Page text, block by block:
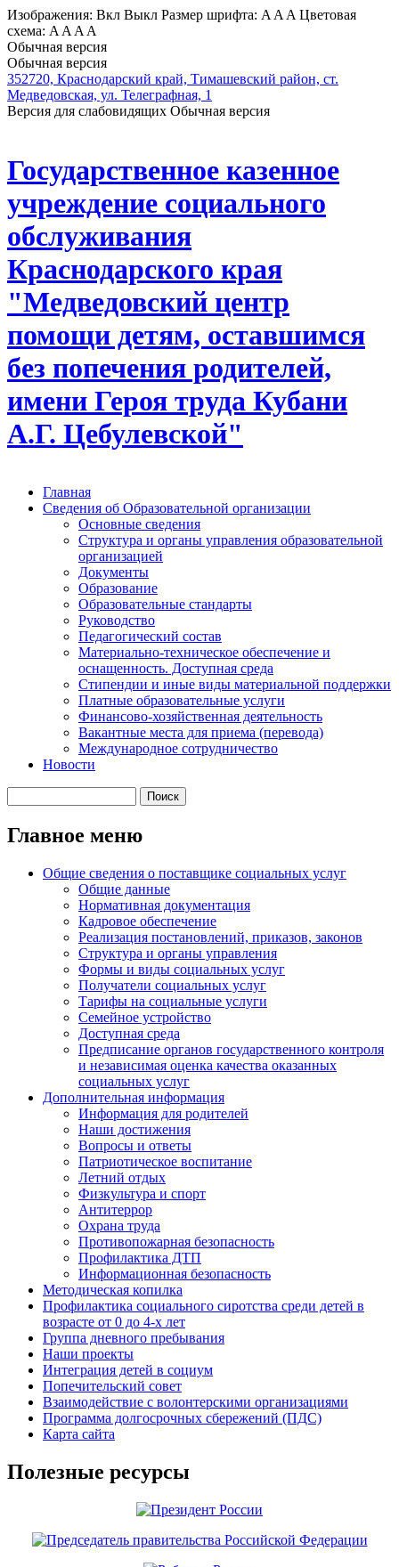
Изображения: Вкл Выкл Размер шрифта: A A A Цветовая
схема: A A A A
Обычная версия
Обычная версия
352720, Краснодарский край, Тимашевский район, ст.
Медведовская, ул. Телеграфная, 1
Версия для слабовидящих Обычная версия
Государственное казенное
учреждение социального
обслуживания
Краснодарского края
"Медведовский центр
помощи детям, оставшимся
без попечения родителей,
имени Героя труда Кубани
А.Г. Цебулевской"
Главная
Сведения об Образовательной организации
Основные сведения
Структура и органы управления образовательной
организацией
Документы
Образование
Образовательные стандарты
Руководство
Педагогический состав
Материально-техническое обеспечение и
оснащенность. Доступная среда
Стипендии и иные виды материальной поддержки
Платные образовательные услуги
Финансово-хозяйственная деятельность
Вакантные места для приема (перевода)
Международное сотрудничество
Новости
Главное меню
Общие сведения о поставщике социальных услуг
Общие данные
Нормативная документация
Кадровое обеспечение
Реализация постановлений, приказов, законов
Структура и органы управления
Формы и виды социальных услуг
Получатели социальных услуг
Тарифы на социальные услуги
Семейное устройство
Доступная среда
Предписание органов государственного контроля
и независимая оценка качества оказанных
социальных услуг
Дополнительная информация
Информация для родителей
Наши достижения
Вопросы и ответы
Патриотическое воспитание
Летний отдых
Физкультура и спорт
Антитеррор
Охрана труда
Противопожарная безопасность
Профилактика ДТП
Информационная безопасность
Методическая копилка
Профилактика социального сиротства среди детей в
возрасте от 0 до 4-х лет
Группа дневного пребывания
Наши проекты
Интеграция детей в социум
Попечительский совет
Взаимодействие с волонтерскими организациями
Программа долгосрочных сбережений (ПДС)
Карта сайта
Полезные ресурсы